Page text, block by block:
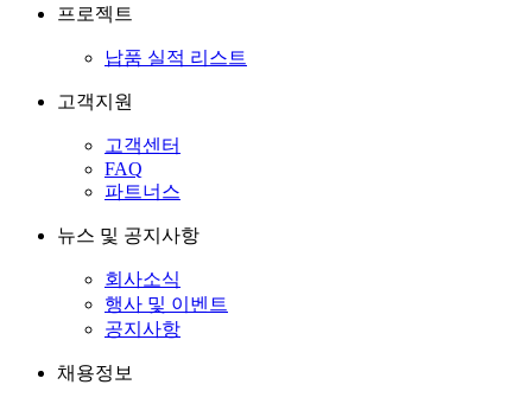
프로젝트
납품 실적 리스트
고객지원
고객센터
FAQ
파트너스
뉴스 및 공지사항
회사소식
행사 및 이벤트
공지사항
채용정보